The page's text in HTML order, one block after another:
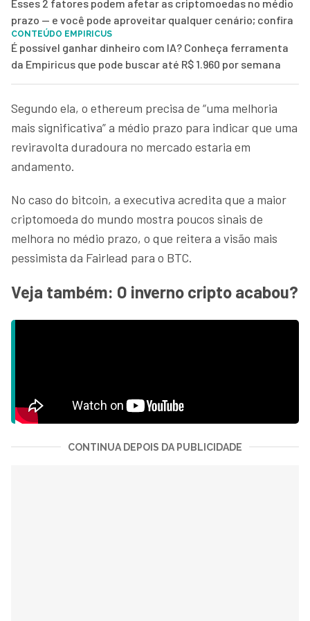
Esses 2 fatores podem afetar as criptomoedas no médio
prazo — e você pode aproveitar qualquer cenário; confira
CONTEÚDO EMPIRICUS
É possível ganhar dinheiro com IA? Conheça ferramenta
da Empiricus que pode buscar até R$ 1.960 por semana
Segundo ela, o ethereum precisa de “uma melhoria
mais significativa” a médio prazo para indicar que uma
reviravolta duradoura no mercado estaria em
andamento.
No caso do bitcoin, a executiva acredita que a maior
criptomoeda do mundo mostra poucos sinais de
melhora no médio prazo, o que reitera a visão mais
pessimista da Fairlead para o BTC.
Veja também: O inverno cripto acabou?
CONTINUA DEPOIS DA PUBLICIDADE